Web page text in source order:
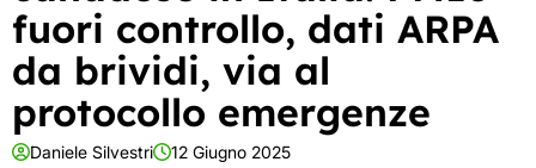
fuori controllo, dati ARPA
da brividi, via al
protocollo emergenze
Daniele Silvestri 12 Giugno 2025